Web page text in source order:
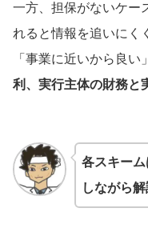
一方、担保がないケー
れると情報を追いにく
「事業に近いから良い
利、実行主体の財務と
各スキー
しながら解